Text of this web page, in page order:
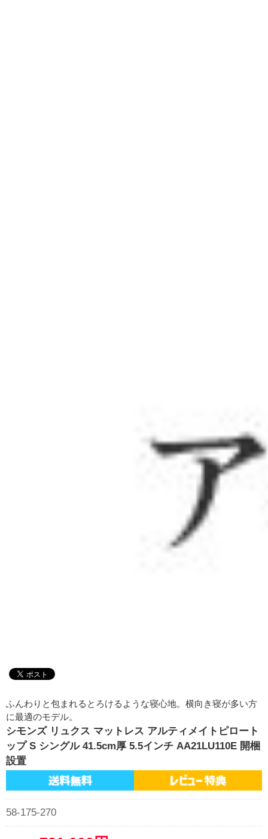
ふんわりと包まれるとろけるような寝心地。横向き寝が多い方
に最適のモデル。
シモンズ リュクス マットレス アルティメイトピロート
ップ S シングル 41.5cm厚 5.5インチ AA21LU110E 開梱
設置
58-175-270